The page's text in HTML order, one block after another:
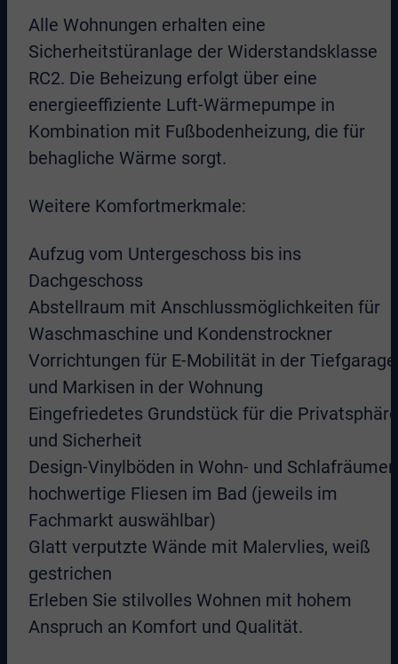
Alle Wohnungen erhalten eine
Sicherheitstüranlage der Widerstandsklasse
RC2. Die Beheizung erfolgt über eine
energieeffiziente Luft-Wärmepumpe in
Kombination mit Fußbodenheizung, die für
behagliche Wärme sorgt.
Weitere Komfortmerkmale:
Aufzug vom Untergeschoss bis ins
Dachgeschoss
Abstellraum mit Anschlussmöglichkeiten für
Waschmaschine und Kondenstrockner
Vorrichtungen für E-Mobilität in der Tiefgarage
und Markisen in der Wohnung
Eingefriedetes Grundstück für die Privatsphäre
und Sicherheit
Design-Vinylböden in Wohn- und
hochwertige Fliesen im Bad (jeweils im
Fachmarkt auswählbar)
Glatt verputzte Wände mit Malervlies, weiß
gestrichen
Erleben Sie stilvolles Wohnen mit hohem
Anspruch an Komfort und Qualität.